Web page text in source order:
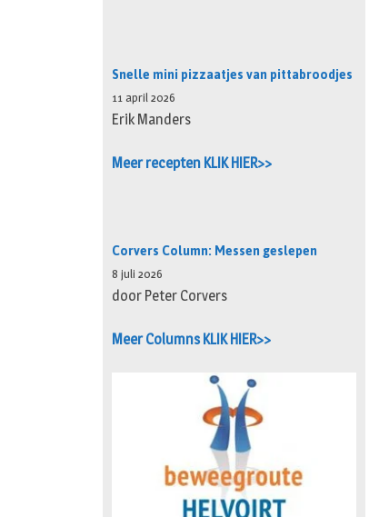
Snelle mini pizzaatjes van pittabroodjes
11 april 2026
Erik Manders
Meer recepten KLIK HIER>>
Corvers Column: Messen geslepen
8 juli 2026
door Peter Corvers
Meer Columns KLIK HIER>>